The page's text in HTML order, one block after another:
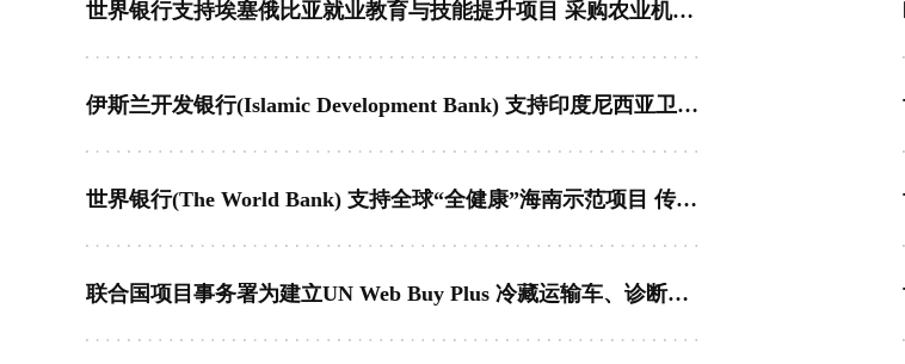
世界银行支持埃塞俄比亚就业教育与技能提升项目 采购农业机械设备、农产品加工设备 发布招标！
伊斯兰开发银行(Islamic Development Bank) 支持印度尼西亚卫生系统强化项目 数字病理切片扫描仪采购 发布招标！
世界银行(The World Bank) 支持全球“全健康”海南示范项目 传染病监测检测能力提升设备采购 发布招标
联合国项目事务署为建立UN Web Buy Plus 冷藏运输车、诊断诊疗车(3+1+1)年长期供货协议发布招标